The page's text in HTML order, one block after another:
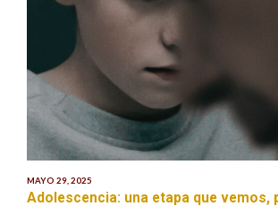
MAYO 29, 2025
Adolescencia: una etapa que vemos,